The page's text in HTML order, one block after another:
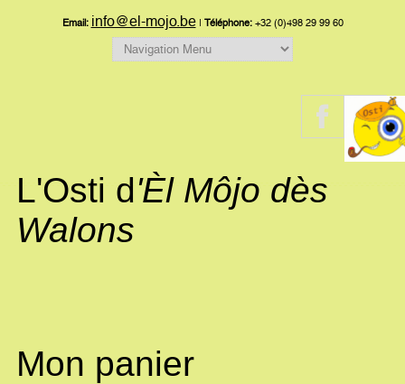
Email: info@el-mojo.be| Téléphone:+32 (0)498 29 99 60
L'Osti d'Èl Môjo dès
Walons
Mon panier